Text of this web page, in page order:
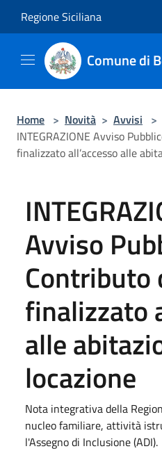
Regione Siciliana
Comune di
Home > Novità > Avvisi >
INTEGRAZIONE Avviso
finalizzato all’accesso alle
Avviso
Contributo
finalizzato
alle
locazione
Nota integrativa della
nucleo familiare, attività
l'Assegno di Inclusione (ADI).